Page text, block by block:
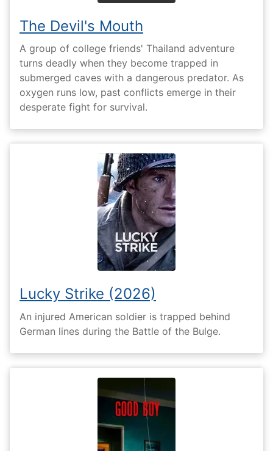
The Devil's Mouth
A group of college friends' Thailand adventure
turns deadly when they become trapped in
submerged caves with a dangerous predator. As
oxygen runs low, past conflicts emerge in their
desperate fight for survival.
Lucky Strike (2026)
An injured American soldier is trapped behind
German lines during the Battle of the Bulge.